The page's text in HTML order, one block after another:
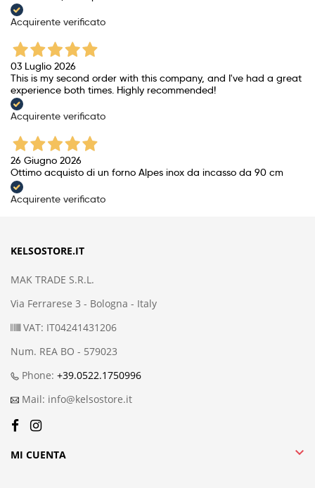
Acquirente verificato
03 Luglio 2026
This is my second order with this company, and I've had a great
experience both times. Highly recommended!
Acquirente verificato
26 Giugno 2026
Ottimo acquisto di un forno Alpes inox da incasso da 90 cm
Acquirente verificato
KELSOSTORE.IT
MAK TRADE S.R.L.
Via Ferrarese 3 - Bologna - Italy
VAT: IT04241431206
Num. REA BO - 579023
Phone: +39.0522.1750996
Mail: info@kelsostore.it
MI CUENTA 